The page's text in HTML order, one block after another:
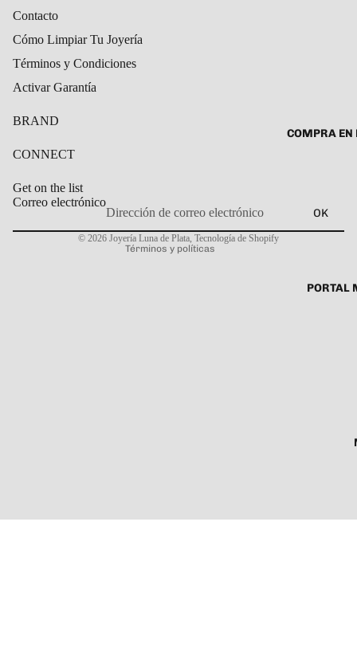
COMPRA EN
PORTAL
Contacto
Cómo Limpiar Tu Joyería
Términos y Condiciones
Activar Garantía
BRAND
CONNECT
Get on the list
Correo electrónico
OK
© 2026 Joyería Luna de Plata Tecnología de Shopify
Términos y políticas
Política de privacidad